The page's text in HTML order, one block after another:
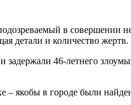
в совершении
детали и количество жертв.
задержали 46-летнего
– якобы в городе были